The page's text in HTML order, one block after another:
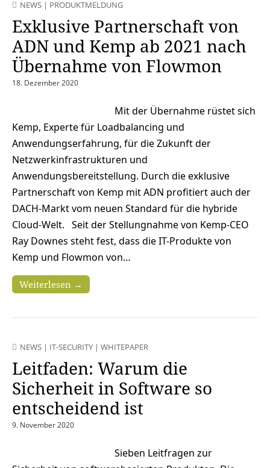
NEWS | PRODUKTMELDUNG
Exklusive Partnerschaft von
ADN und Kemp ab 2021 nach
Übernahme von Flowmon
18. Dezember 2020
Mit der Übernahme rüstet sich
Kemp, Experte für Loadbalancing und
Anwendungserfahrung, für die Zukunft der
Netzwerkinfrastrukturen und
Anwendungsbereitstellung. Durch die exklusive
Partnerschaft von Kemp mit ADN profitiert auch der
DACH-Markt vom neuen Standard für die hybride
Cloud-Welt. Seit der Stellungnahme von Kemp-CEO
Ray Downes steht fest, dass die IT-Produkte von
Kemp und Flowmon von…
Weiterlesen →
NEWS | IT-SECURITY | WHITEPAPER
Leitfaden: Warum die
Sicherheit in Software so
entscheidend ist
9. November 2020
Sieben Leitfragen zur